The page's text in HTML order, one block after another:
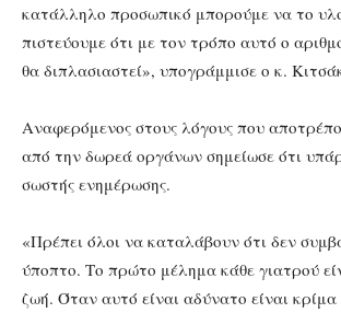
κατάλληλο προσωπικό μπορούμε να το
πιστεύουμε ότι με τον τρόπο αυτό ο
θα διπλασιαστεί», υπογράμμισε ο κ.
Αναφερόμενος στους λόγους που
από την δωρεά οργάνων σημείωσε ότι
σωστής ενημέρωσης.
«Πρέπει όλοι να καταλάβουν ότι δεν
ύποπτο. Το πρώτο μέλημα κάθε γιατρού
ζωή. Όταν αυτό είναι αδύνατο είναι